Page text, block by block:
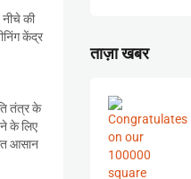
की
केंद्र
तंत्र के
के लिए
आसान
ताज़ा खबर